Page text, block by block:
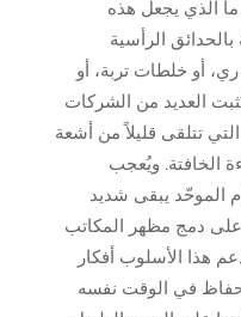
ما الذي يجعل هذه
الرأسية
ري، أو خلطات تربة، أو
العديد من الشركات
تتلقى قليلاً من أشعة
الخافتة. ويُعجب
الموحّد يبقى شديد
على دمج مظهر المكاتب
هذا الأسلوب أفكار
في الوقت نفسه